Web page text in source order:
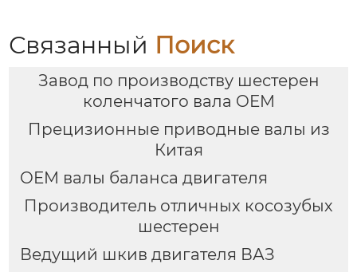
Связанный Поиск
Завод по производству шестерен
коленчатого вала OEM
Прецизионные приводные валы из
Китая
OEM валы баланса двигателя
Производитель отличных косозубых
шестерен
Ведущий шкив двигателя ВАЗ